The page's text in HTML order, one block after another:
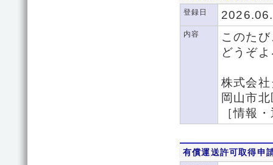
登録日
内容
このた
どうぞ
株式会
岡山市
［情報
有償運送許可取得申